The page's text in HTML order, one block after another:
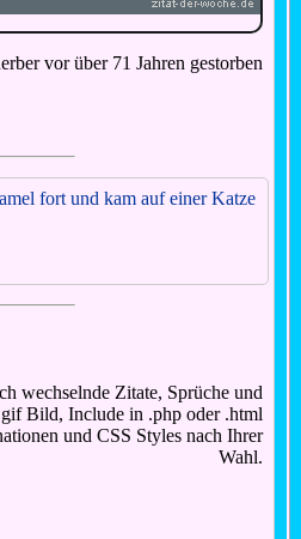
vor über 71 Jahren gestorben
fort und kam auf einer Katze
wechselnde Zitate, Sprüche und
Bild, Include in .php oder .html
und CSS Styles nach Ihrer
Wahl.